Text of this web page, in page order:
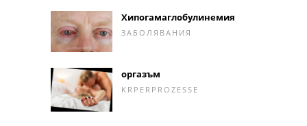
Хипогамаглобулинемия
ЗАБОЛЯВАНИЯ
оргазъм
KRPERPROZESSE